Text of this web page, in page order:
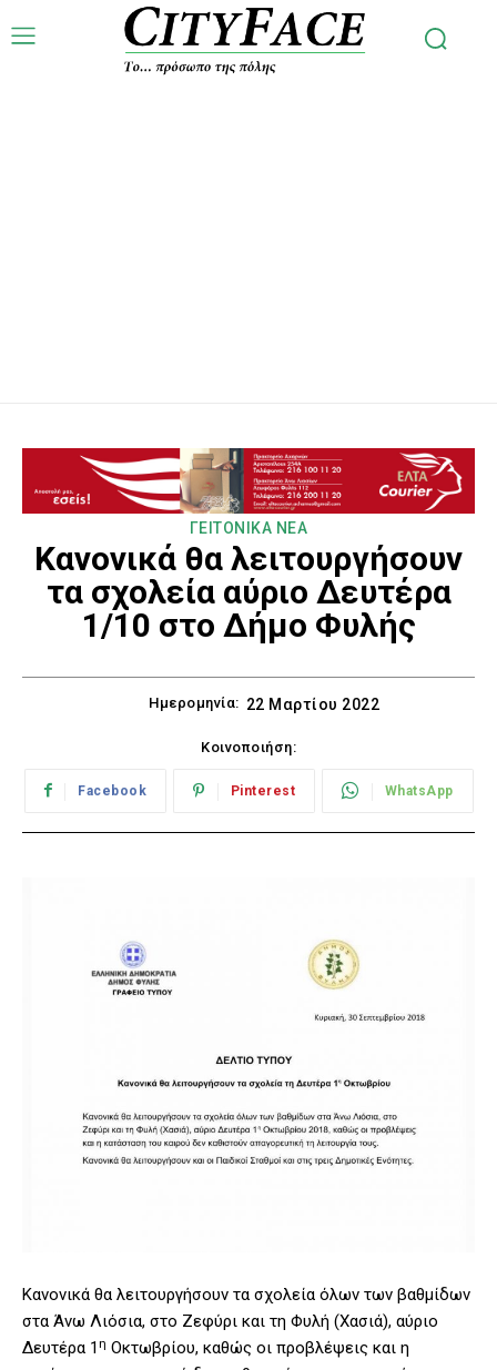
ΓΕΙΤΟΝΙΚΑ ΝΕΑ
Κανονικά θα λειτουργήσουν
τα σχολεία αύριο Δευτέρα
1/10 στο Δήμο Φυλής
Ημερομηνία: 22 Μαρτίου 2022
Κοινοποιήση:
Facebook Pinterest WhatsApp
Κανονικά θα λειτουργήσουν τα σχολεία όλων των βαθμίδων
στα Άνω Λιόσια, στο Ζεφύρι και τη Φυλή (Χασιά), αύριο
Δευτέρα 1η Οκτωβρίου, καθώς οι προβλέψεις και η